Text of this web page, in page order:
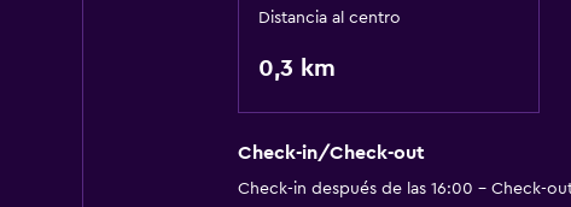
Distancia al centro
0,3 km
Check-in/Check-out
Check-in después de las 16:00 - Check-